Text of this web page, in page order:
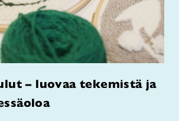
– luovaa tekemistä ja